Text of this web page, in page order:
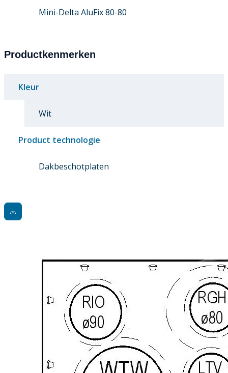
Mini-Delta AluFix 80-80
Productkenmerken
Kleur
Wit
Product technologie
Dakbeschotplaten